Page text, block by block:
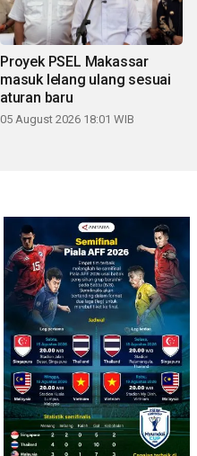
Proyek PSEL Makassar
masuk lelang ulang sesuai
aturan baru
05 August 2026 18:01 WIB